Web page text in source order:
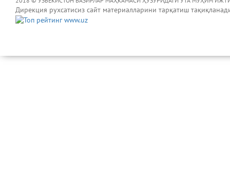
Дирекция рухсатисиз сайт материалларини тарқатиш